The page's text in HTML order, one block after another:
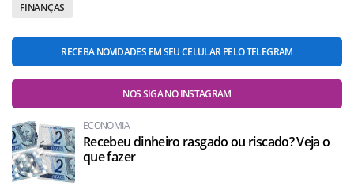
FINANÇAS
RECEBA NOVIDADES EM SEU CELULAR PELO TELEGRAM
NOS SIGA NO INSTAGRAM
ECONOMIA
Recebeu dinheiro rasgado ou riscado? Veja o
que fazer